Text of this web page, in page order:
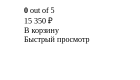
0 out of 5
15 350 ₽
В корзину
Быстрый просмотр